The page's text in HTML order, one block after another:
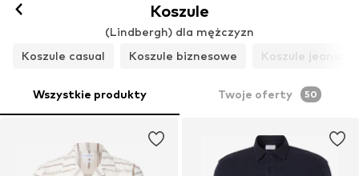
Koszule
(Lindbergh) dla mężczyzn
Koszule casual
Koszule biznesowe Koszule
Wszystkie produkty Twoje oferty 50